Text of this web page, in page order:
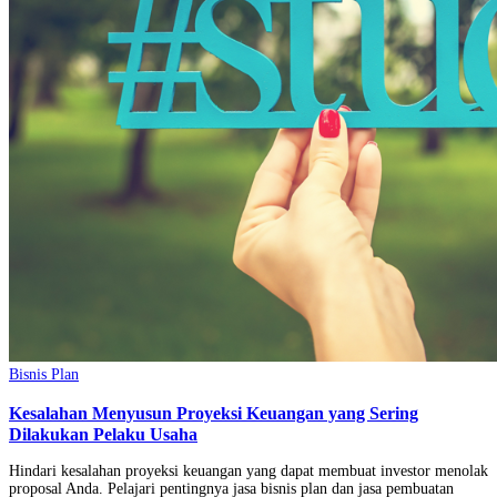
Bisnis Plan
Kesalahan Menyusun Proyeksi Keuangan yang Sering
Dilakukan Pelaku Usaha
Hindari kesalahan proyeksi keuangan yang dapat membuat investor menolak
proposal Anda. Pelajari pentingnya jasa bisnis plan dan jasa pembuatan